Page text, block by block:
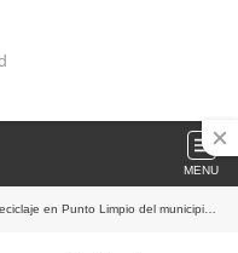
MENU
Punto Limpio del municipio Naguanagua